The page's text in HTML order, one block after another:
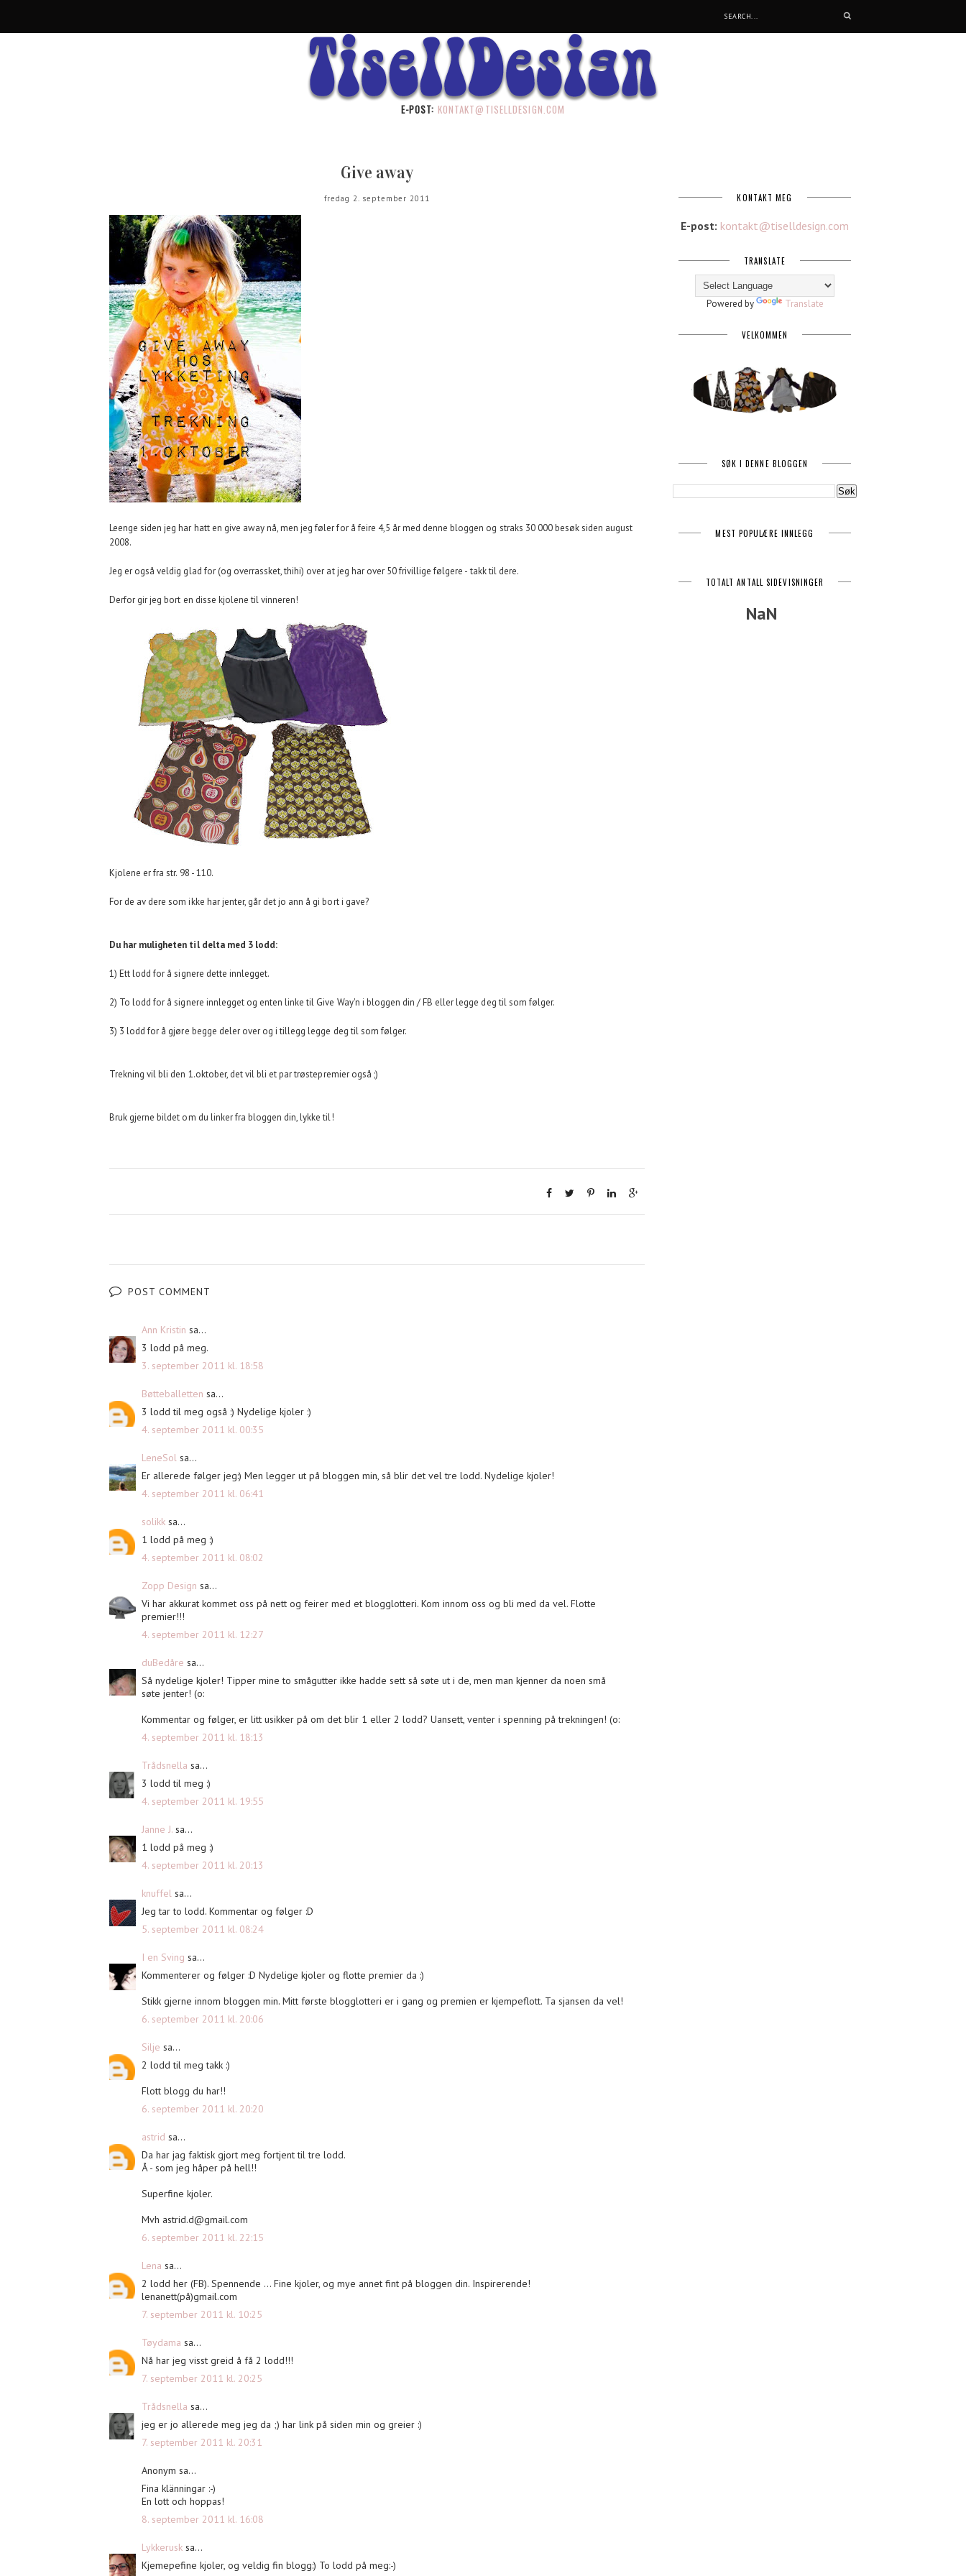
E-POST: KONTAKT@TISELLDESIGN.COM
Give away
fredag 2. september 2011
Leenge siden jeg har hatt en give away nå, men jeg føler for å feire 4,5 år med denne bloggen og straks 30 000 besøk siden august
2008.
Jeg er også veldig glad for (og overrassket, thihi) over at jeg har over 50 frivillige følgere - takk til dere.
Derfor gir jeg bort en disse kjolene til vinneren!
Kjolene er fra str. 98 - 110.
For de av dere som ikke har jenter, går det jo ann å gi bort i gave?
Du har muligheten til delta med 3 lodd:
1) Ett lodd for å signere dette innlegget.
2) To lodd for å signere innlegget og enten linke til Give Way'n i bloggen din / FB eller legge deg til som følger.
3) 3 lodd for å gjøre begge deler over og i tillegg legge deg til som følger.
Trekning vil bli den 1.oktober, det vil bli et par trøstepremier også ;)
Bruk gjerne bildet om du linker fra bloggen din, lykke til!
POST COMMENT
Ann Kristin sa...
3 lodd på meg.
3. september 2011 kl. 18:58
Bøtteballetten sa...
3 lodd til meg også :) Nydelige kjoler :)
4. september 2011 kl. 00:35
LeneSol sa...
Er allerede følger jeg:) Men legger ut på bloggen min, så blir det vel tre lodd. Nydelige kjoler!
4. september 2011 kl. 06:41
solikk sa...
1 lodd på meg :)
4. september 2011 kl. 08:02
Zopp Design sa...
Vi har akkurat kommet oss på nett og feirer med et blogglotteri. Kom innom oss og bli med da vel. Flotte
premier!!!
4. september 2011 kl. 12:27
duBedåre sa...
Så nydelige kjoler! Tipper mine to smågutter ikke hadde sett så søte ut i de, men man kjenner da noen små
søte jenter! (o:
Kommentar og følger, er litt usikker på om det blir 1 eller 2 lodd? Uansett, venter i spenning på trekningen! (o:
4. september 2011 kl. 18:13
Trådsnella sa...
3 lodd til meg :)
4. september 2011 kl. 19:55
Janne J. sa...
1 lodd på meg :)
4. september 2011 kl. 20:13
knuffel sa...
Jeg tar to lodd. Kommentar og følger :D
5. september 2011 kl. 08:24
I en Sving sa...
Kommenterer og følger :D Nydelige kjoler og flotte premier da :)
Stikk gjerne innom bloggen min. Mitt første blogglotteri er i gang og premien er kjempeflott. Ta sjansen da vel!
6. september 2011 kl. 20:06
Silje sa...
2 lodd til meg takk :)
Flott blogg du har!!
6. september 2011 kl. 20:20
astrid sa...
Da har jag faktisk gjort meg fortjent til tre lodd.
Å - som jeg håper på hell!!
Superfine kjoler.
Mvh astrid.d@gmail.com
6. september 2011 kl. 22:15
Lena sa...
2 lodd her (FB). Spennende ... Fine kjoler, og mye annet fint på bloggen din. Inspirerende!
lenanett(på)gmail.com
7. september 2011 kl. 10:25
Tøydama sa...
Nå har jeg visst greid å få 2 lodd!!!
7. september 2011 kl. 20:25
Trådsnella sa...
jeg er jo allerede meg jeg da ;) har link på siden min og greier :)
7. september 2011 kl. 20:31
Anonym sa...
Fina klänningar :-)
En lott och hoppas!
8. september 2011 kl. 16:08
Lykkerusk sa...
Kjemepefine kjoler, og veldig fin blogg:) To lodd på meg:-)
KONTAKT MEG
E-post: kontakt@tiselldesign.com
TRANSLATE
Powered by Translate
VELKOMMEN
SØK I DENNE BLOGGEN
MEST POPULÆRE INNLEGG
TOTALT ANTALL SIDEVISNINGER
NaN